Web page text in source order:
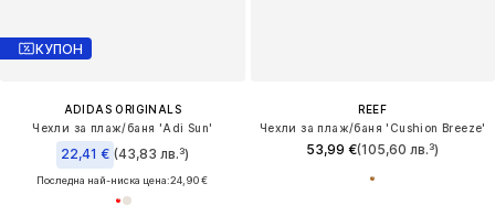
КУПОН
ADIDAS ORIGINALS
Чехли за плаж/баня 'Adi Sun'
22,41 € (43,83 лв.³)
Последна най-ниска цена:24,90 €
REEF
Чехли за плаж/баня 'Cushion Breeze'
53,99 €(105,60 лв.³)